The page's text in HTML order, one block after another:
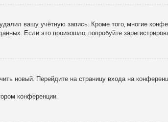
вашу учётную запись. Кроме того, многие
Если это произошло, попробуйте
новый. Перейдите на страницу входа на
конференции.